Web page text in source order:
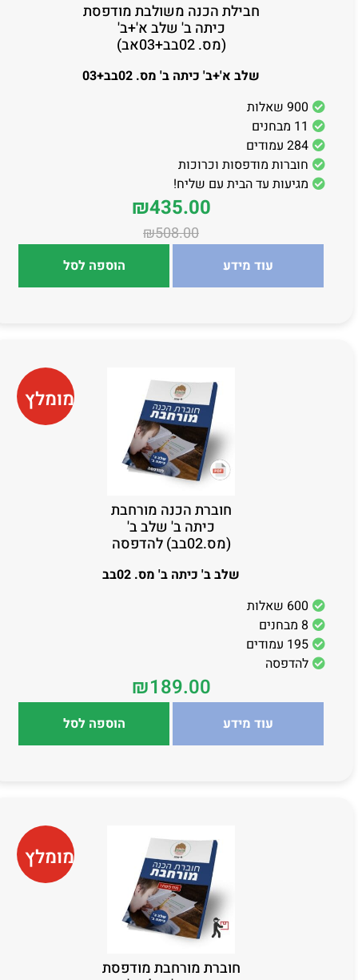
חבילת הכנה משולבת מודפסת
כיתה ב' שלב א'+ב'
(מס. 02בב+03אב)
900 שאלות
11 מבחנים
284 עמודים
חוברות מודפסות וכרוכות
מגיעות עד הבית עם שליח!
₪508.00
₪435.00
שלב א'+ב' כיתה ב' מס. 02בב+03
עוד מידע הוספה לסל
חוברת הכנה מורחבת
כיתה ב' שלב ב'
(מס.02בב) להדפסה
600 שאלות
8 מבחנים
195 עמודים
להדפסה
₪189.00
שלב ב' כיתה ב' מס. 02בב
עוד מידע הוספה לסל
מומלץ
חוברת מורחבת מודפסת
מומלץ